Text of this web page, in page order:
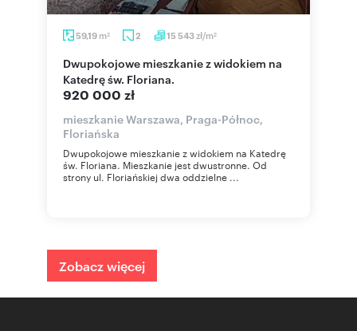
59,19 m2 2 15 543zł/m2
Dwupokojowe mieszkanie z widokiem na
Katedrę św. Floriana.
920 000 zł
mieszkanie Warszawa, Praga-Północ,
Floriańska
Dwupokojowe mieszkanie z widokiem na Katedrę
św. Floriana. Mieszkanie jest dwustronne. Od
strony ul. Floriańskiej dwa oddzielne ...
Zobacz więcej